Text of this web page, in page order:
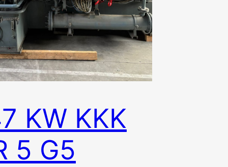
KW KKK
5 G5